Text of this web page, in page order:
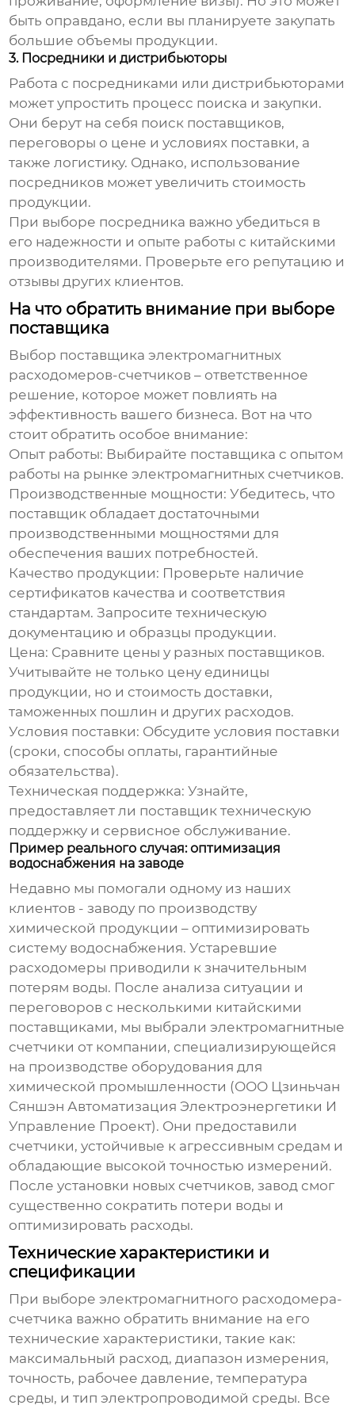
быть оправдано, если вы планируете закупать
большие объемы продукции.
3. Посредники и дистрибьюторы
Работа с посредниками или дистрибьюторами
может упростить процесс поиска и закупки.
Они берут на себя поиск поставщиков,
переговоры о цене и условиях поставки, а
также логистику. Однако, использование
посредников может увеличить стоимость
продукции.
При выборе посредника важно убедиться в
его надежности и опыте работы с китайскими
производителями. Проверьте его репутацию и
отзывы других клиентов.
На что обратить внимание при выборе
поставщика
Выбор поставщика электромагнитных
расходомеров-счетчиков – ответственное
решение, которое может повлиять на
эффективность вашего бизнеса. Вот на что
стоит обратить особое внимание:
Опыт работы: Выбирайте поставщика с опытом
работы на рынке электромагнитных счетчиков.
Производственные мощности: Убедитесь, что
поставщик обладает достаточными
производственными мощностями для
обеспечения ваших потребностей.
Качество продукции: Проверьте наличие
сертификатов качества и соответствия
стандартам. Запросите техническую
документацию и образцы продукции.
Цена: Сравните цены у разных поставщиков.
Учитывайте не только цену единицы
продукции, но и стоимость доставки,
таможенных пошлин и других расходов.
Условия поставки: Обсудите условия поставки
(сроки, способы оплаты, гарантийные
обязательства).
Техническая поддержка: Узнайте,
предоставляет ли поставщик техническую
поддержку и сервисное обслуживание.
Пример реального случая: оптимизация
водоснабжения на заводе
Недавно мы помогали одному из наших
клиентов - заводу по производству
химической продукции – оптимизировать
систему водоснабжения. Устаревшие
расходомеры приводили к значительным
потерям воды. После анализа ситуации и
переговоров с несколькими китайскими
поставщиками, мы выбрали электромагнитные
счетчики от компании, специализирующейся
на производстве оборудования для
химической промышленности (ООО Цзиньчан
Сяншэн Автоматизация Электроэнергетики И
Управление Проект). Они предоставили
счетчики, устойчивые к агрессивным средам и
обладающие высокой точностью измерений.
После установки новых счетчиков, завод смог
существенно сократить потери воды и
оптимизировать расходы.
Технические характеристики и
спецификации
При выборе электромагнитного расходомера-
счетчика важно обратить внимание на его
технические характеристики, такие как:
максимальный расход, диапазон измерения,
точность, рабочее давление, температура
среды, и тип электропроводимой среды. Все